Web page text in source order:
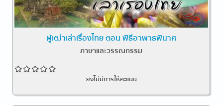
ผู้เฒ่าเล่าเรื่องไทย ตอน พิธีอาพาธพินาศ
ภาษาและวรรณกรรม
ยังไม่มีการให้คะแนน